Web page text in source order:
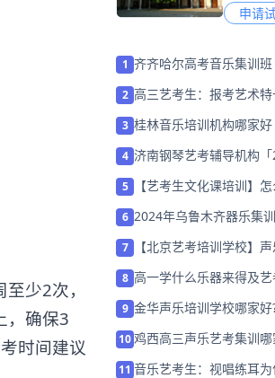
少2次，
，确保3
时间建议
申请
1 齐齐哈尔高考音乐集训
2 高三艺考生：报考艺术
3 桂林音乐培训机构哪家好
4 济南钢琴艺考辅导机构
5
【艺考生文化课培训】
6 2024年乌鲁木齐器乐集
7
【北京艺考培训学校】
8 高一学什么乐器来得及艺
9 金华声乐培训学校哪家好
10鸡西高三声乐艺考集训
11 音乐艺考生：视唱练耳